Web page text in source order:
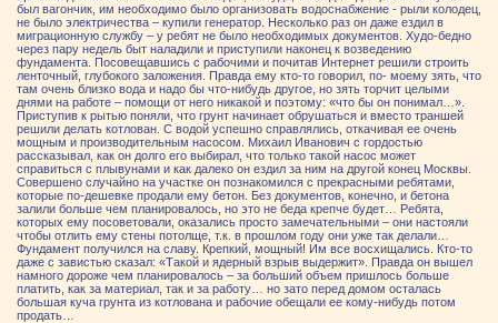
был вагончик, им необходимо было организовать водоснабжение - рыли колодец,
не было электричества – купили генератор. Несколько раз он даже ездил в
миграционную службу – у ребят не было необходимых документов. Худо-бедно
через пару недель быт наладили и приступили наконец к возведению
фундамента. Посовещавшись с рабочими и почитав Интернет решили строить
ленточный, глубокого заложения. Правда ему кто-то говорил, по- моему зять, что
там очень близко вода и надо бы что-нибудь другое, но зять торчит целыми
днями на работе – помощи от него никакой и поэтому: «что бы он понимал…».
Приступив к рытью поняли, что грунт начинает обрушаться и вместо траншей
решили делать котлован. С водой успешно справлялись, откачивая ее очень
мощным и производительным насосом. Михаил Иванович с гордостью
рассказывал, как он долго его выбирал, что только такой насос может
справиться с плывунами и как далеко он ездил за ним на другой конец Москвы.
Совершено случайно на участке он познакомился с прекрасными ребятами,
которые по-дешевке продали ему бетон. Без документов, конечно, и бетона
залили больше чем планировалось, но это не беда крепче будет… Ребята,
которых ему посоветовали, оказались просто замечательными – они настояли
чтобы отлить ему стены потолще, т.к. в прошлом году они уже так делали…
Фундамент получился на славу. Крепкий, мощный! Им все восхищались. Кто-то
даже с завистью сказал: «Такой и ядерный взрыв выдержит». Правда он вышел
намного дороже чем планировалось – за больший объем пришлось больше
платить, как за материал, так и за работу… но зато перед домом осталась
большая куча грунта из котлована и рабочие обещали ее кому-нибудь потом
продать…